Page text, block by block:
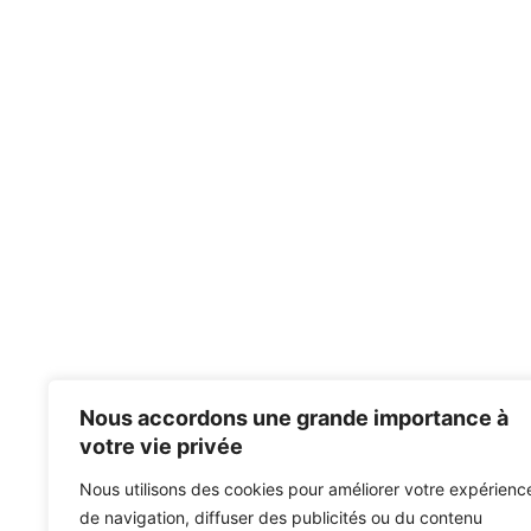
Nous accordons une grande importance à
votre vie privée
Nous utilisons des cookies pour améliorer votre
de navigation, diffuser des publicités ou du contenu